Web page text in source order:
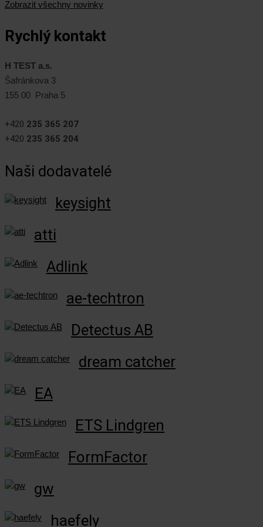
Zobrazit všechny novinky
Rychlý kontakt
H TEST a.s.
Šafránkova 3
155 00 Praha 5
+420 235 365 207
+420 235 365 204
Naši dodavatelé
keysight
atti
Adlink
ae-techtron
Detectus AB
dream catcher
EA
ETS Lindgren
FormFactor
gw
haefely